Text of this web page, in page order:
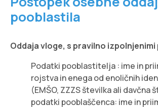
pooblastila
Oddaja vloge, s pravilno
Podatki pooblastitelja : ime in
rojstva in enega od enoličnih
(EMŠO, ZZZS številka ali davčna
podatki pooblaščenca: ime in